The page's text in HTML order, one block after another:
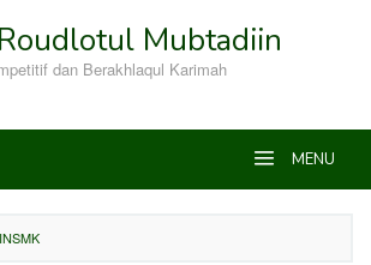
Mubtadiin
dan Berakhlaqul Karimah
MENU